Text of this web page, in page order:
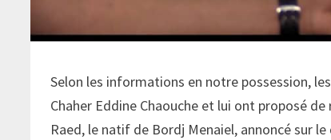
Selon les informations en notre possession,
Chaher Eddine Chaouche et lui ont proposé
Raed, le natif de Bordj Menaiel, annoncé sur